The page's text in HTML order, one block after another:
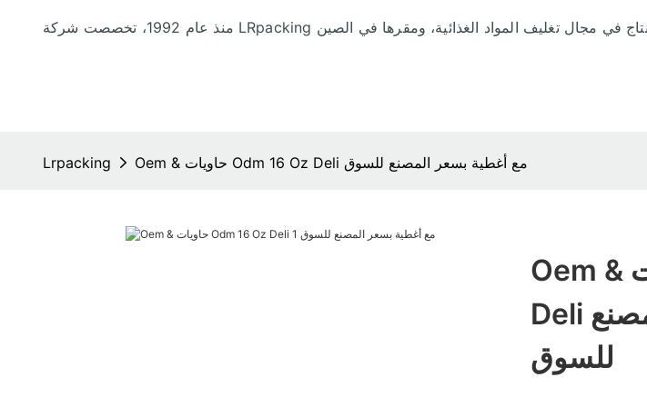
Lrpacking Oem & حاويات Odm 16 Oz Deli مع أغطية بسعر المصنع للسوق
Oem & حاويات Odm 16 Oz
Deli مع أغطية بسعر المصنع
للسوق